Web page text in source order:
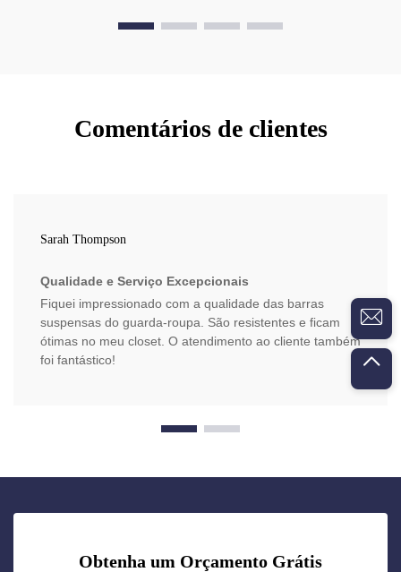
Comentários de clientes
Sarah Thompson
Qualidade e Serviço Excepcionais
Fiquei impressionado com a qualidade das barras
suspensas do guarda-roupa. São resistentes e ficam
ótimas no meu closet. O atendimento ao cliente também
foi fantástico!
Obtenha um Orçamento Grátis